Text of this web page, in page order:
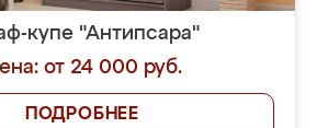
купе "Антипсара"
от 24 000 руб.
ПОДРОБНЕЕ